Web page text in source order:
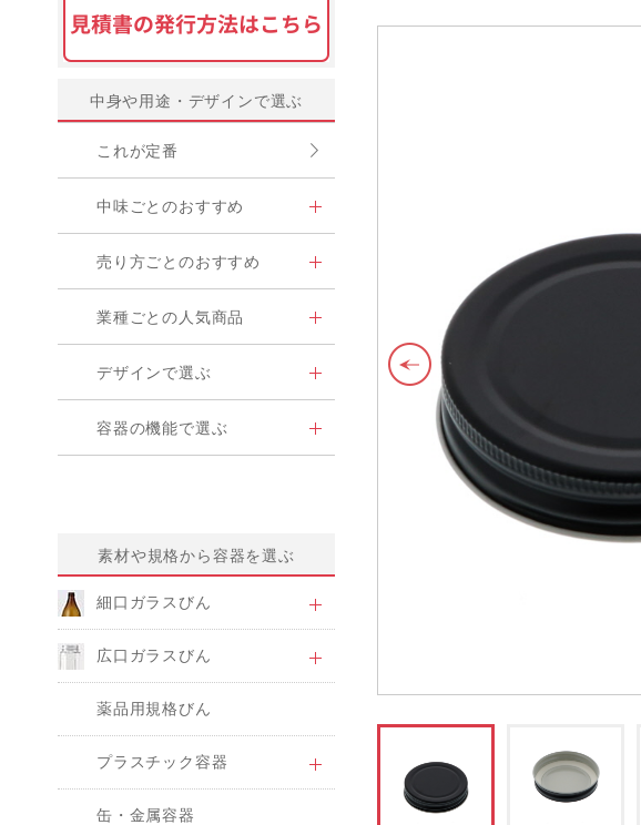
中身や用途・デザインで選ぶ
これが定番
中味ごとのおすすめ
売り方ごとのおすすめ
業種ごとの人気商品
デザインで選ぶ
容器の機能で選ぶ
素材や規格から容器を選ぶ
細口ガラスびん
広口ガラスびん
薬品用規格びん
プラスチック容器
缶・金属容器